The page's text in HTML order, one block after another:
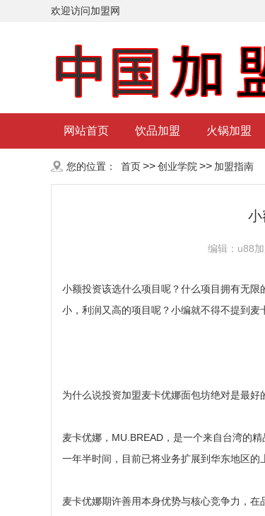
欢迎访问加盟网
网站首页 饮品加盟 火锅加盟
您的位置： 首页>>创业学院 >> 加盟指南
小
编辑：u88
小额投资该选什么项目呢？什么项目拥有无
小，利润又高的项目呢？小编就不得不提到麦
为什么说投资加盟麦卡优娜面包坊绝对是最好
麦卡优娜，MU.BREAD，是一个来自台湾的
一年半时间，目前已将业务扩展到华东地区的
麦卡优娜期许善用本身优势与核心竞争力，